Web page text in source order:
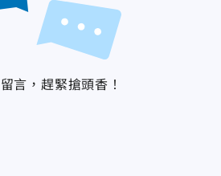
言，趕緊搶頭香！